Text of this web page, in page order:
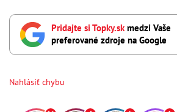
Pridajte si Topky.skmedzi Vaše
preferované zdroje na Google
Nahlásiť chybu